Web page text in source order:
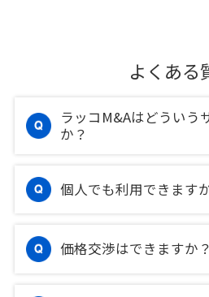
よくある
ラッコM&Aはどういう
か？
個人でも利用できます
価格交渉はできますか？